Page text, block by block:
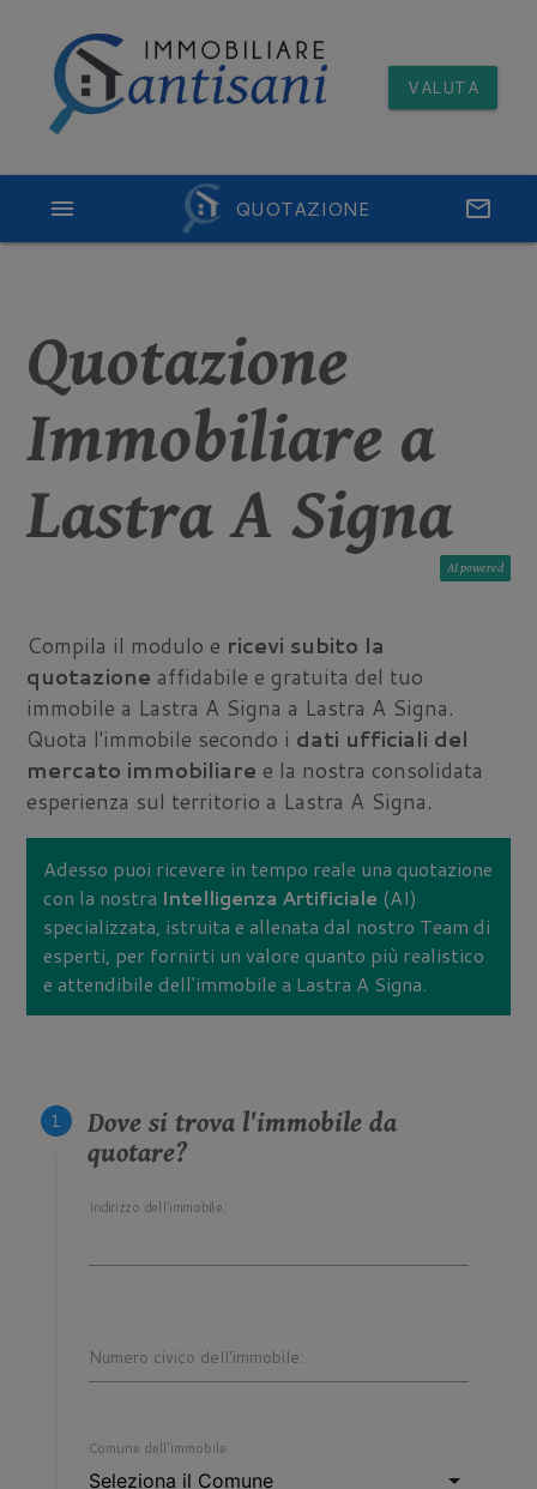
VALUTA
QUOTAZIONE email
menu
Quotazione
Immobiliare a
Lastra A Signa
AI
Compila il modulo e ricevi subito la
quotazione affidabile e gratuita del tuo
immobile a Lastra A Signa a Lastra A Signa.
Quota l'immobile secondo i dati ufficiali del
mercato immobiliare e la nostra consolidata
esperienza sul territorio a Lastra A Signa.
Adesso puoi ricevere in tempo reale una quotazione
con la nostra Intelligenza Artificiale (AI)
specializzata, istruita e allenata dal nostro Team di
esperti, per fornirti un valore quanto più realistico
e attendibile dell'immobile a Lastra A Signa.
Dove si trova l'immobile da
quotare?
Indirizzo dell'immobile:
Numero civico dell'immobile:
Comune dell'immobile: